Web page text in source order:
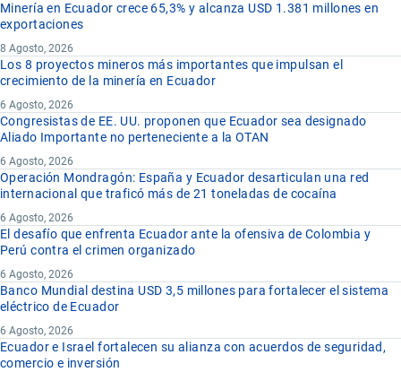
Minería en Ecuador crece 65,3% y alcanza USD 1.381 millones en
exportaciones
8 Agosto, 2026
Los 8 proyectos mineros más importantes que impulsan el
crecimiento de la minería en Ecuador
6 Agosto, 2026
Congresistas de EE. UU. proponen que Ecuador sea designado
Aliado Importante no perteneciente a la OTAN
6 Agosto, 2026
Operación Mondragón: España y Ecuador desarticulan una red
internacional que traficó más de 21 toneladas de cocaína
6 Agosto, 2026
El desafío que enfrenta Ecuador ante la ofensiva de Colombia y
Perú contra el crimen organizado
6 Agosto, 2026
Banco Mundial destina USD 3,5 millones para fortalecer el sistema
eléctrico de Ecuador
6 Agosto, 2026
Ecuador e Israel fortalecen su alianza con acuerdos de seguridad,
comercio e inversión